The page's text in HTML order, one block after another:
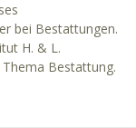
bei Bestattungen.
H. & L.
Bestattung.